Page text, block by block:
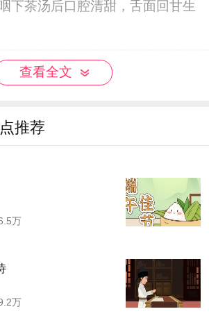
下茶汤后口腔清甜，舌面回甘生
查看全文
推荐
万
万